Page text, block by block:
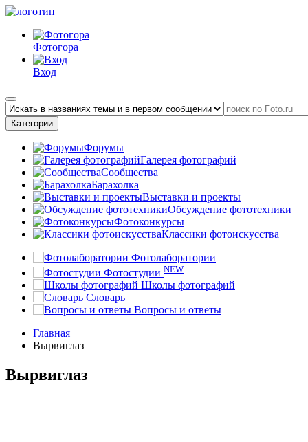
Фотогора
Вход
Категории
Форумы
Галерея фотографий
Сообщества
Барахолка
Выставки и проекты
Обсуждение фототехники
Фотоконкурсы
Классики фотоискусства
Фотолаборатории
Фотостудии NEW
Школы фотографий
Словарь
Вопросы и ответы
Главная
Вырвиглаз
Вырвиглаз